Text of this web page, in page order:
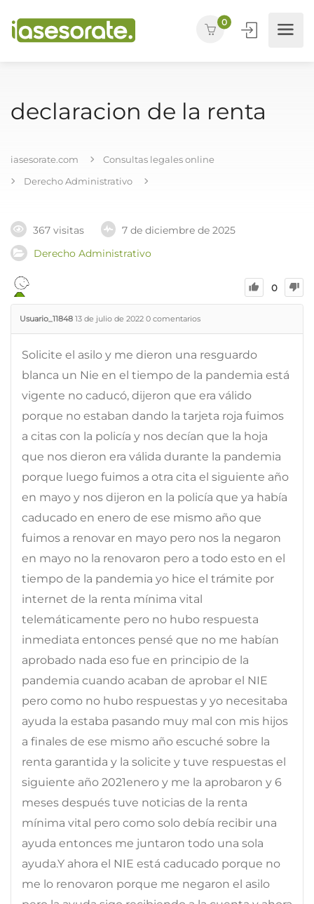
0
declaracion de la renta
iasesorate.com
Consultas legales online
Derecho Administrativo
367 visitas
7 de diciembre de 2025
Derecho Administrativo
0
Usuario_11848 13 de julio de 2022 0 comentarios
Solicite el asilo y me dieron una resguardo
blanca un Nie en el tiempo de la pandemia está
vigente no caducó, dijeron que era válido
porque no estaban dando la tarjeta roja fuimos
a citas con la policía y nos decían que la hoja
que nos dieron era válida durante la pandemia
porque luego fuimos a otra cita el siguiente año
en mayo y nos dijeron en la policía que ya había
caducado en enero de ese mismo año que
fuimos a renovar en mayo pero nos la negaron
en mayo no la renovaron pero a todo esto en el
tiempo de la pandemia yo hice el trámite por
internet de la renta mínima vital
telemáticamente pero no hubo respuesta
inmediata entonces pensé que no me habían
aprobado nada eso fue en principio de la
pandemia cuando acaban de aprobar el NIE
pero como no hubo respuestas y yo necesitaba
ayuda la estaba pasando muy mal con mis hijos
a finales de ese mismo año escuché sobre la
renta garantida y la solicite y tuve respuestas el
siguiente año 2021enero y me la aprobaron y 6
meses después tuve noticias de la renta
mínima vital pero como solo debía recibir una
ayuda entonces me juntaron todo una sola
ayuda.Y ahora el NIE está caducado porque no
me lo renovaron porque me negaron el asilo